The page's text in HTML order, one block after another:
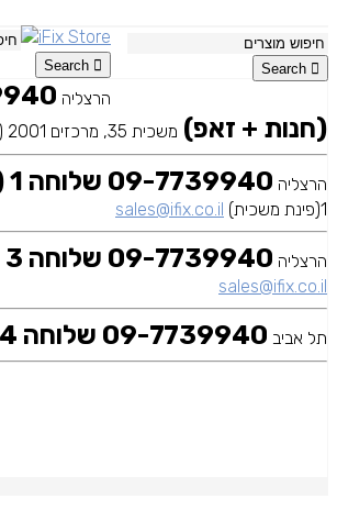
Search
Search
הרצליה
(חנות + זאפ) משכית 35, מרכזים 2001 (כניסה D)
הרצליה 09-7739940 שלוחה 1 (מעבדה ראשית)
1(פינת משכית)
sales@ifix.co.il
הרצליה 09-7739940 שלוחה 3
sales@ifix.co.il
תל אביב 09-7739940 שלוחה 4